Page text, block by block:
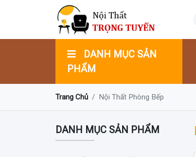
DANH MỤC SẢN
PHẨM
Trang Chủ Nội Thất Phòng Bếp
DANH MỤC SẢN PHẨM